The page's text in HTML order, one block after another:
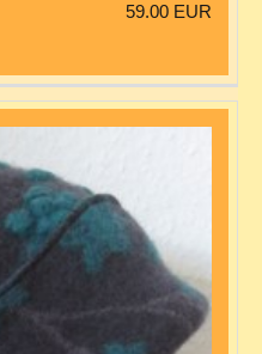
59.00 EUR